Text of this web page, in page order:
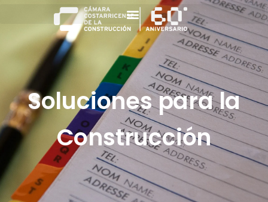
Soluciones para la
Construcción